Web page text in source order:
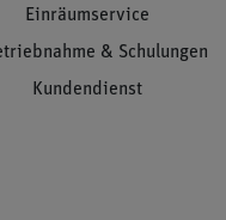
Einräumservice
& Schulungen
Kundendienst